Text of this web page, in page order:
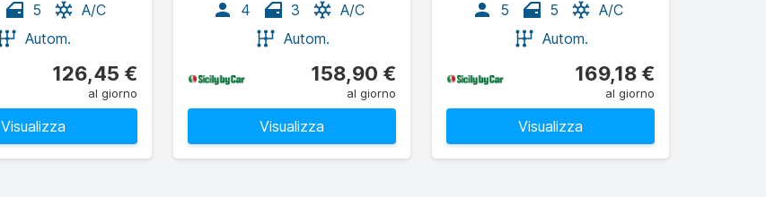
5
A/C
Autom.
126,45 €
al giorno
Visualizza
4 3
A/C
Autom.
158,90 €
al giorno
Visualizza
5 5
A/C
Autom.
169,18 €
al giorno
Visualizza